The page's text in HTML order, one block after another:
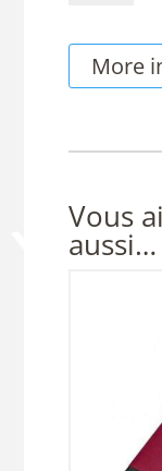
Chocolat
Lait,
Sucres
More
Vous
aussi…